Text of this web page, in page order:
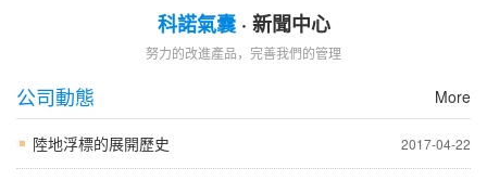
科諾氣囊· 新聞中心
努力的改進產品，完善我們的管理
More
公司動態
2017-04-22
陸地浮標的展開歷史